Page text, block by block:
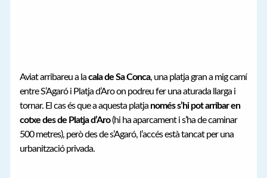
Aviat arribareu a lacala de Sa Conca, una platja gran a mig camí
entre S’Agaró i Platja d’Aro on podreu fer una aturada llarga i
tornar. El cas és que a aquesta platja només s’hi pot arribar en
cotxe des de Platja d’Aro(hi ha aparcament i s’ha de caminar
500 metres), però des de s’Agaró, l’accés està tancat per una
urbanització privada.